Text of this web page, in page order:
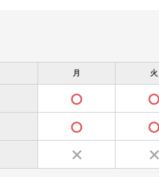
月 火